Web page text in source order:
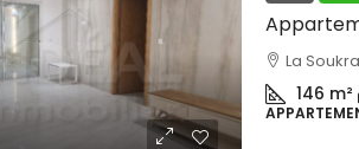
La Soukra
146 m²